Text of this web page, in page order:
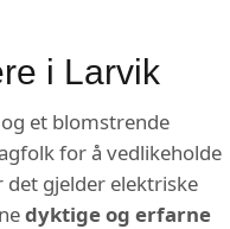
i Larvik
et blomstrende
for å vedlikeholde
gjelder elektriske
dyktige og erfarne